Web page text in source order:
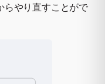
らやり直すことがで